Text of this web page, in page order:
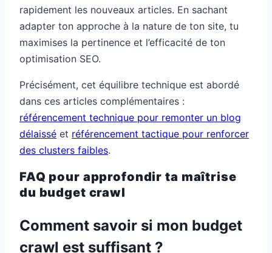
rapidement les nouveaux articles. En sachant
adapter ton approche à la nature de ton site, tu
maximises la pertinence et l’efficacité de ton
optimisation SEO.
Précisément, cet équilibre technique est abordé
dans ces articles complémentaires :
référencement technique pour remonter un blog
délaissé et référencement tactique pour renforcer
des clusters faibles.
FAQ pour approfondir ta maîtrise
du budget crawl
Comment savoir si mon budget
crawl est suffisant ?